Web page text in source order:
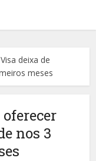
deixa de
meses
nos 3